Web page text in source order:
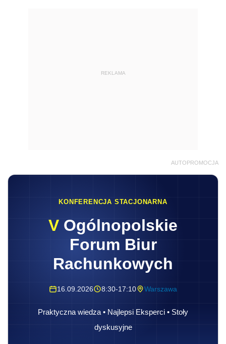
REKLAMA
AUTOPROMOCJA
KONFERENCJA STACJONARNA
V Ogólnopolskie
Forum Biur
Rachunkowych
16.09.2026 8:30-17:10 Warszawa
Praktyczna wiedza • Najlepsi Eksperci • Stoły
dyskusyjne